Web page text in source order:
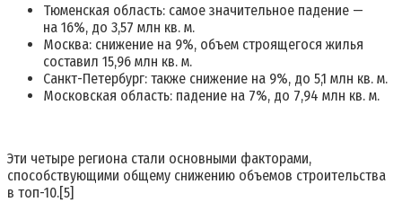
Тюменская область: самое значительное падение —
на 16%, до 3,57 млн кв. м.
Москва: снижение на 9%, объем строящегося жилья
составил 15,96 млн кв. м.
Санкт-Петербург: также снижение на 9%, до 5,1 млн кв. м.
Московская область: падение на 7%, до 7,94 млн кв. м.
Эти четыре региона стали основными факторами,
способствующими общему снижению объемов строительства
в топ-10.[5]